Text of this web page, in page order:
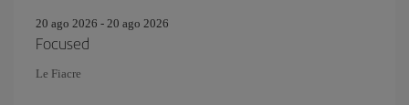
20 ago 2026 - 20 ago 2026
Focused
Le Fiacre